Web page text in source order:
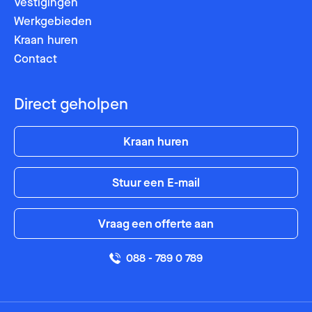
Postcode
of bel 088 - 789 0 789
Postcode
of bel 088 - 789 0 789
Werkgebieden
Kraan huren
Contact
Direct geholpen
Kraan huren
Stuur een E-mail
Vraag een offerte aan
088 - 789 0 789